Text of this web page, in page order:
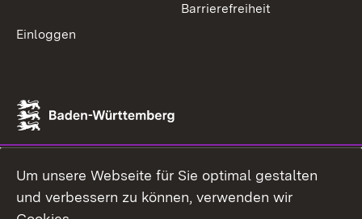
Barrierefreiheit
Einloggen
Um unsere Webseite für Sie optimal gestalten
und verbessern zu können, verwenden wir